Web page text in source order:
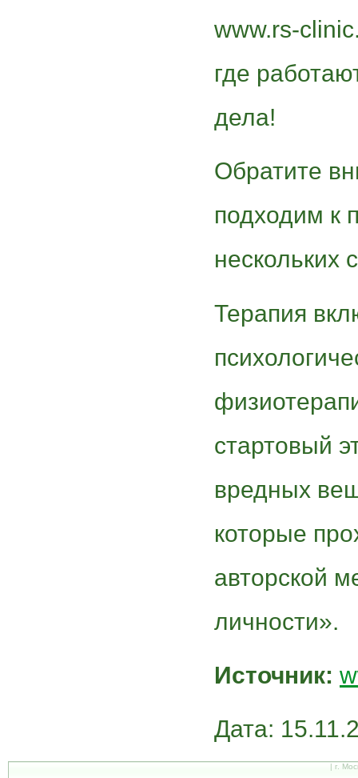
www.rs-
где
дела!
Обратите
подходим к
нескольких
Терапия
стартовый
вредных
которые
авторской
личности».
Источник:
Дата:
| г.